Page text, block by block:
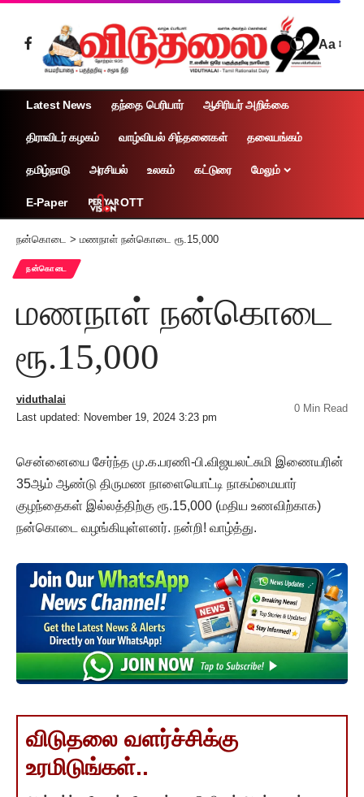
Aa
Latest News தந்தை பெரியார் ஆசிரியர் அறிக்கை
திராவிடர் கழகம் வாழ்வியல் சிந்தனைகள் தலையங்கம்
தமிழ்நாடு அரசியல் உலகம் கட்டுரை மேலும்
E-Paper OTT
நன்கொடை > மணநாள் நன்கொடை ரூ.15,000
நன்கொடை
மணநாள் நன்கொடை
ரூ.15,000
Last updated: November 19, 2024 3:23 pm
viduthalai
0 Min Read
சென்னையை சேர்ந்த மு.க.பரணி-பி.விஜயலட்சுமி இணையரின்
35ஆம் ஆண்டு திருமண நாளையொட்டி நாகம்மையார்
குழந்தைகள் இல்லத்திற்கு ரூ.15,000 (மதிய உணவிற்காக)
நன்கொடை வழங்கியுள்ளனர். நன்றி! வாழ்த்து.
விடுதலை வளர்ச்சிக்கு
உரமிடுங்கள்..